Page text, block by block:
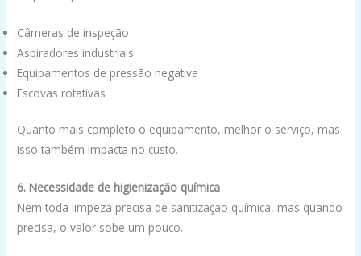
Câmeras de inspeção
Aspiradores industriais
Equipamentos de pressão negativa
Escovas rotativas
Quanto mais completo o equipamento, melhor o serviço, mas
isso também impacta no custo.
6. Necessidade de higienização química
Nem toda limpeza precisa de sanitização química, mas quando
precisa, o valor sobe um pouco.